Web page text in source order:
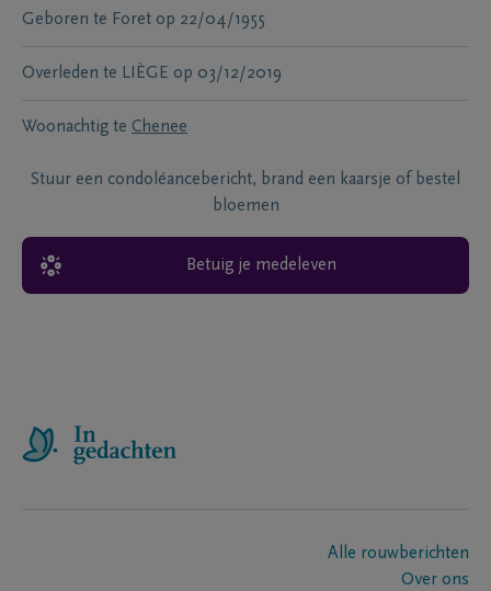
Geboren te Foret op 22/04/1955
Overleden te LIÈGE op 03/12/2019
Woonachtig te Chenee
Stuur een condoléancebericht, brand een kaarsje of bestel
bloemen
Betuig je medeleven
Alle rouwberichten
Over ons